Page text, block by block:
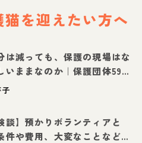
を迎えたい方へ
は減っても、保護の現場はな
いままなのか｜保護団体59団
態調査【保護犬・保護猫白書
談】預かりボランティアと
件や費用、大変なことなど紹